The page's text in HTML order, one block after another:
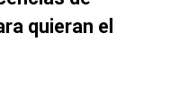
quieran el